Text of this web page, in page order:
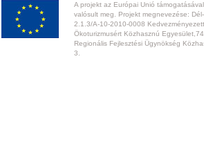
A projekt az Európai Unió
valósult meg. Projekt megnevezése:
2.1.3/A-10-2010-0008
Ökoturizmusért Közhasznú
Regionális Fejlesztési Ügynökség
3.